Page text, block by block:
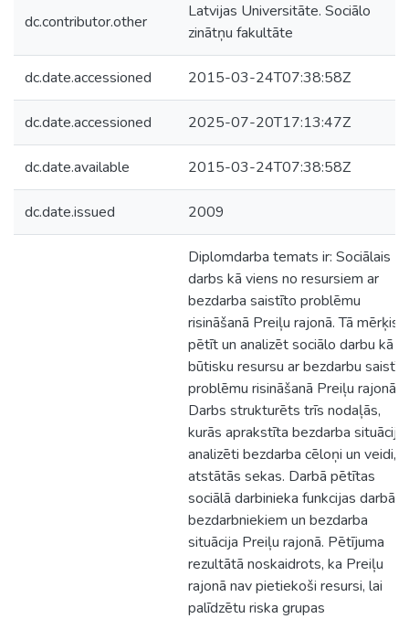
dc.contributor.other
Latvijas Universitāte. Sociālo
zinātņu fakultāte
dc.date.accessioned 2015-03-24T07:38:58Z
dc.date.accessioned 2025-07-20T17:13:47Z
dc.date.available 2015-03-24T07:38:58Z
dc.date.issued 2009
Diplomdarba temats ir: Sociālais
darbs kā viens no resursiem ar
bezdarba saistīto problēmu
risināšanā Preiļu rajonā. Tā mērķis:
pētīt un analizēt sociālo darbu kā
būtisku resursu ar bezdarbu
problēmu risināšanā Preiļu rajonā.
Darbs strukturēts trīs nodaļās,
kurās aprakstīta bezdarba situācija,
analizēti bezdarba cēloņi un veidi,
atstātās sekas. Darbā pētītas
sociālā darbinieka funkcijas darbā
bezdarbniekiem un bezdarba
situācija Preiļu rajonā. Pētījuma
rezultātā noskaidrots, ka Preiļu
rajonā nav pietiekoši resursi, lai
palīdzētu riska grupas